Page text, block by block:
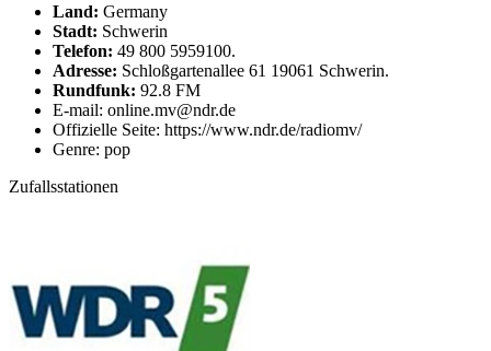
Land: Germany
Stadt: Schwerin
Telefon: 49 800 5959100.
Adresse: Schloßgartenallee 61 19061 Schwerin.
Rundfunk: 92.8 FM
E-mail: online.mv@ndr.de
Offizielle Seite: https://www.ndr.de/radiomv/
Genre: pop
Zufallsstationen